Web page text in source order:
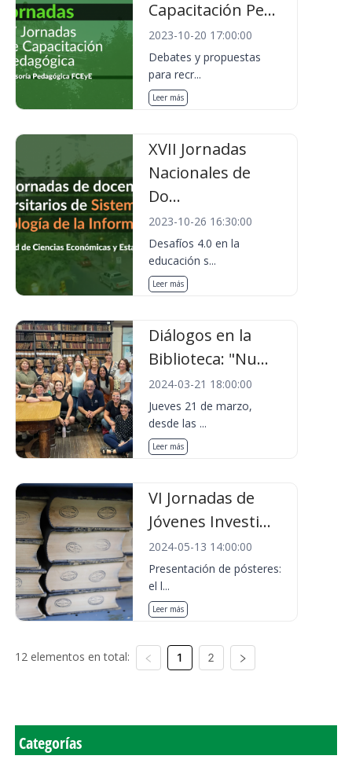
Capacitación Pe...
2023-10-20 17:00:00
Debates y propuestas
para recr...
Leer más
XVII Jornadas
Nacionales de
Do...
2023-10-26 16:30:00
Desafíos 4.0 en la
educación s...
Leer más
Diálogos en la
Biblioteca: "Nu...
2024-03-21 18:00:00
Jueves 21 de marzo,
desde las ...
Leer más
VI Jornadas de
Jóvenes Investi...
2024-05-13 14:00:00
Presentación de pósteres:
el l...
Leer más
12 elementos en total: 1 2
Categorías